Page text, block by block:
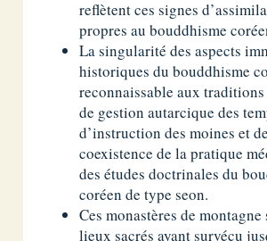
reflètent ces signes
propres au bouddhisme
La singularité des aspects
historiques du bouddhisme
reconnaissable aux
de gestion autarcique des
d’instruction des moines et de
coexistence de la pratique
des études doctrinales du
coréen de type seon.
Ces monastères de montagne
lieux sacrés ayant survécu